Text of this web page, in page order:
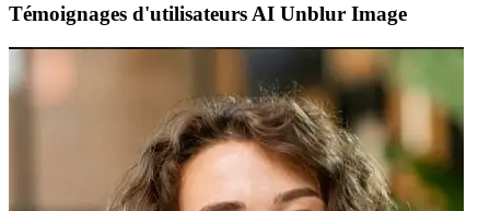
Témoignages d'utilisateurs AI Unblur Image